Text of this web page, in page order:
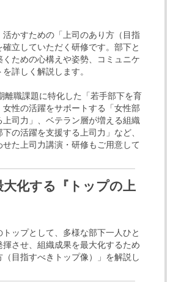
かすための「上司のあり方（目指
立していただく研修です。部下と
ための心構えや姿勢、コミュニケ
詳しく解説します。
離職課題に特化した「若手部下を育
性の活躍をサポートする「女性部
司力」、ベテラン層が増える組織
の活躍を支援する上司力」など、
た上司力講演・研修もご用意して
化する『トップの上
ップとして、多様な部下一人ひと
揮させ、組織成果を最大化するため
目指すべきトップ像）」を解説し